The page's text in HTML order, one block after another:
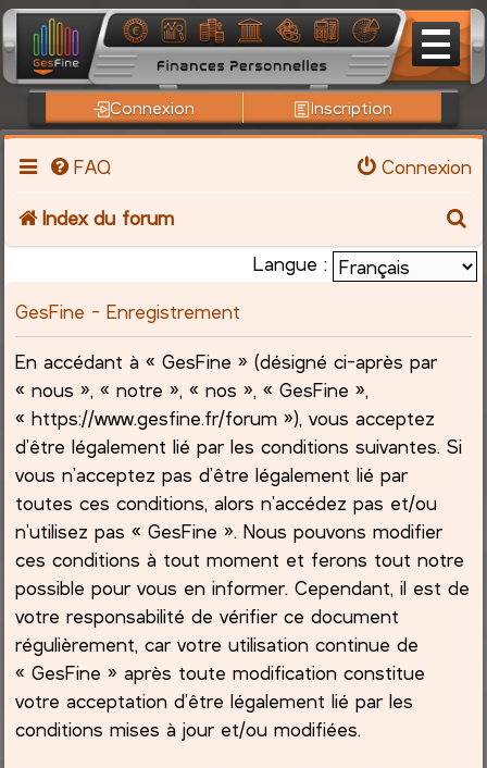
Connexion Inscription
FAQ Connexion
Index du forum
e
Langue :
GesFine - Enregistrement
En accédant à « GesFine » (désigné ci-après par
« nous », « notre », « nos », « GesFine »,
« https://www.gesfine.fr/forum »), vous acceptez
d’être légalement lié par les conditions suivantes. Si
vous n’acceptez pas d’être légalement lié par
toutes ces conditions, alors n’accédez pas et/ou
n’utilisez pas « GesFine ». Nous pouvons modifier
ces conditions à tout moment et ferons tout notre
possible pour vous en informer. Cependant, il est de
votre responsabilité de vérifier ce document
régulièrement, car votre utilisation continue de
« GesFine » après toute modification constitue
votre acceptation d’être légalement lié par les
conditions mises à jour et/ou modifiées.